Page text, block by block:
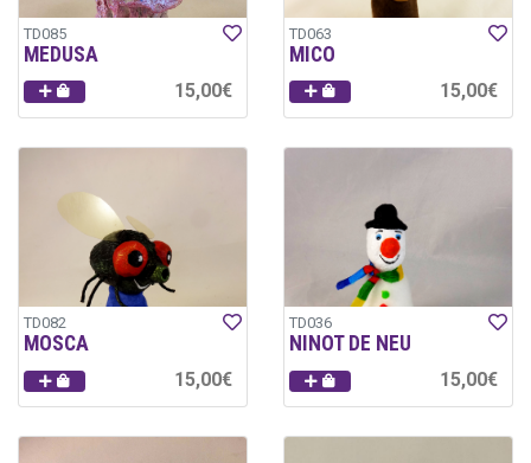
TD085
MEDUSA
15,00€
TD063
MICO
15,00€
TD082
MOSCA
15,00€
TD036
NINOT DE NEU
15,00€